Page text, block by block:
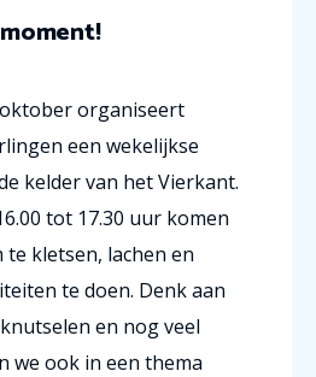
organiseert
een wekelijkse
kelder van het Vierkant.
tot 17.30 uur komen
te kletsen, lachen en
te doen. Denk aan
en nog veel
we ook in een thema